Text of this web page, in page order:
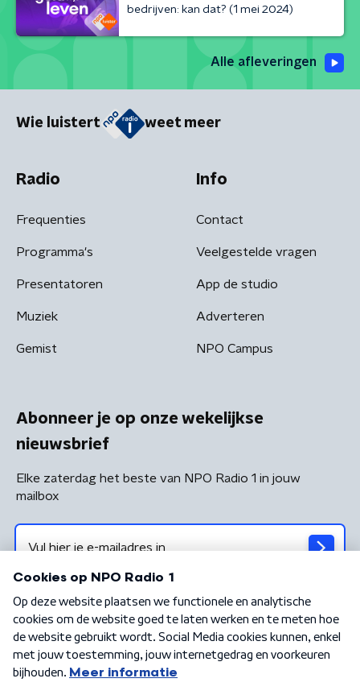
bedrijven: kan dat? (1 mei 2024)
Alle afleveringen
Wie luistert weet meer
Radio
Frequenties
Programma's
Presentatoren
Muziek
Gemist
Info
Contact
Veelgestelde vragen
App de studio
Adverteren
NPO Campus
Abonneer je op onze wekelijkse
nieuwsbrief
Elke zaterdag het beste van NPO Radio 1 in jouw
mailbox
Algemene voorwaarden